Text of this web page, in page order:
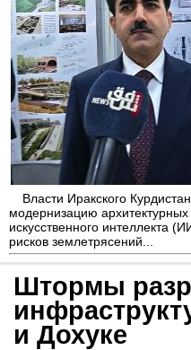
Власти Иракского
модернизацию
искусственного интеллекта
рисков землетрясений...
Штормы
и Дохуке